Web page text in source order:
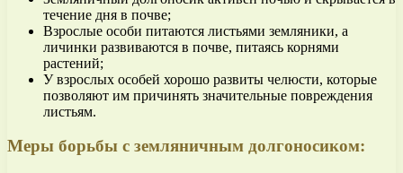
течение дня в почве;
Взрослые особи питаются листьями земляники, а
личинки развиваются в почве, питаясь корнями
растений;
У взрослых особей хорошо развиты челюсти, которые
позволяют им причинять значительные повреждения
листьям.
Меры борьбы с земляничным долгоносиком: